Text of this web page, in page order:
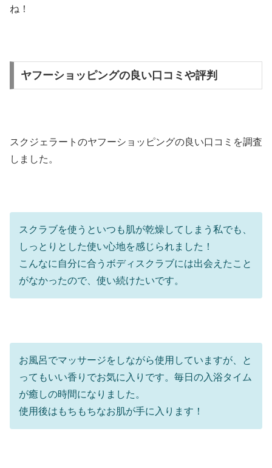
ね！
ヤフーショッピングの良い口コミや評判
スクジェラートのヤフーショッピングの良い口コミを調査
しました。
スクラブを使うといつも肌が乾燥してしまう私でも、
しっとりとした使い心地を感じられました！
こんなに自分に合うボディスクラブには出会えたこと
がなかったので、使い続けたいです。
お風呂でマッサージをしながら使用していますが、と
ってもいい香りでお気に入りです。毎日の入浴タイム
が癒しの時間になりました。
使用後はもちもちなお肌が手に入ります！